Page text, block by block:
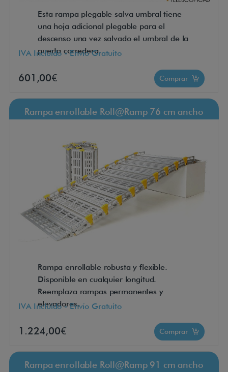
Esta rampa plegable salva umbral tiene
una hoja adicional plegable para el
descenso una vez salvado el umbral de la
puerta corredera.
IVA Incluido - Envío Gratuito
601,00€ Comprar
Rampa enrollable Roll@Ramp 76 cm ancho
Rampa enrollable robusta y flexible.
Disponible en cualquier longitud.
Reemplaza rampas permanentes y
elevadores.
IVA Incluido - Envío Gratuito
1.224,00€ Comprar
Rampa enrollable Roll@Ramp 91 cm ancho